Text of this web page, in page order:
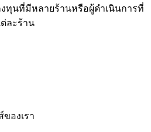
ทุนที่มีหลายร้านหรือผู้ดำเนินการที่
ละร้าน
องเรา